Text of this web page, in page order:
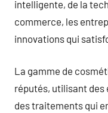
intelligente, de la
commerce, les
innovations qui
La gamme de
réputés, utilisant des
des traitements qui